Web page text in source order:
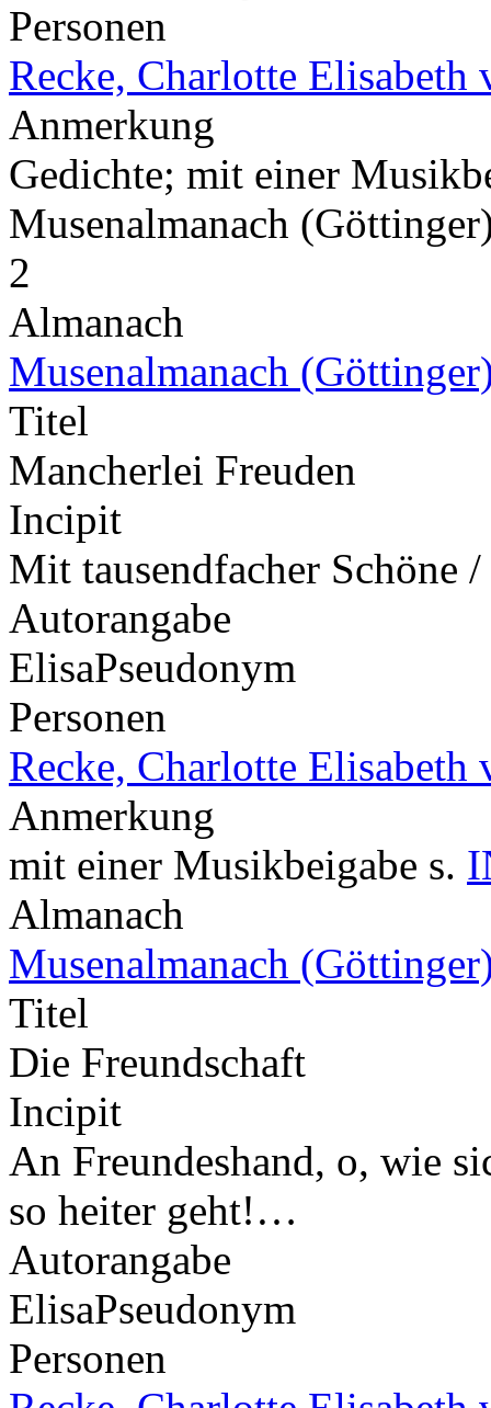
Personen
Recke, Charlotte Elisabeth
Anmerkung
Gedichte; mit einer
Musenalmanach
2
Almanach
Musenalmanach
Titel
Mancherlei Freuden
Incipit
Mit tausendfacher
Autorangabe
ElisaPseudonym
Personen
Recke, Charlotte Elisabeth
Anmerkung
mit einer Musikbeigabe s.
Almanach
Musenalmanach
Titel
Die Freundschaft
Incipit
An Freundeshand, o, wie
so heiter geht!…
Autorangabe
ElisaPseudonym
Personen